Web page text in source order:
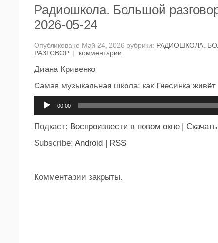
Радиошкола. Большой
2026-05-24
Опубликовано Май 24, 2026 рубрики: РАДИОШКОЛА.
РАЗГОВОР | комментарии
Диана Кривенко
Самая музыкальная школа: как Гнесинка живёт
00:00
Подкаст: Воспроизвести в новом окне | Скачать
Subscribe: Android | RSS
Комментарии закрыты.